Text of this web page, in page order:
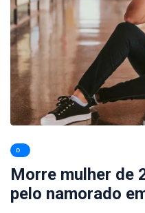
Morre mulher de
pelo namorado